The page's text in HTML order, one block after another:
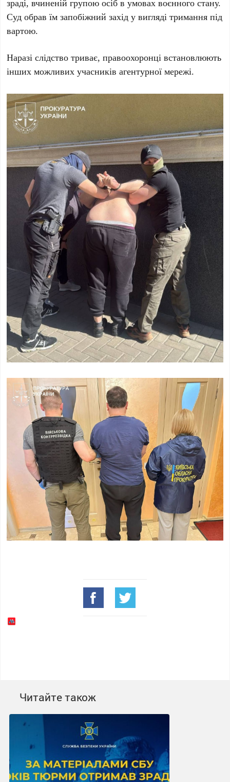
зраді, вчиненій групою осіб в умовах воєнного стану.
Суд обрав їм запобіжний захід у вигляді тримання під
вартою.
Наразі слідство триває, правоохоронці встановлюють
інших можливих учасників агентурної мережі.
Читайте також